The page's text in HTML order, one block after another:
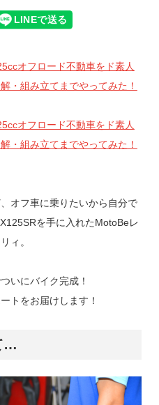
オフロード不動車をド素人
・組み立てまでやってみた！
オフロード不動車をド素人
・組み立てまでやってみた！
オフ車に乗りたいから自分で
を手に入れたMotoBeレ
ィ。
いにバイク完成！
トをお届けします！
…